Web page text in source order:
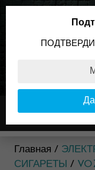
Skip
Меню
Главная /
СИГАРЕТЫ /